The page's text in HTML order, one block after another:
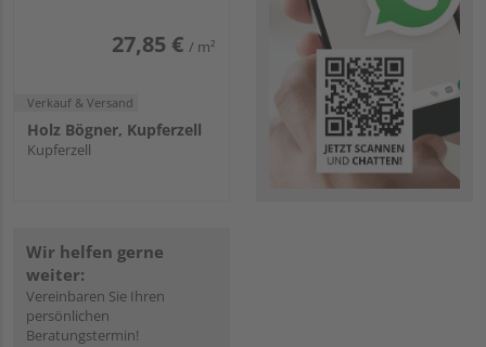
27,85 € / m²
Verkauf & Versand
Holz Bögner, Kupferzell
Kupferzell
Wir helfen gerne
weiter:
Vereinbaren Sie Ihren
persönlichen
Beratungstermin!